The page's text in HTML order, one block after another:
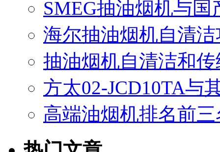
SMEG抽油烟机与
海尔抽油烟机自清
抽油烟机自清洁和
方太02-JCD10TA与
高端油烟机排名前